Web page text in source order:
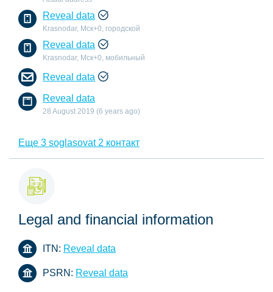
Reveal data
Krasnodar, Мск+0, городской
Reveal data
Krasnodar, Мск+0, мобильный
Reveal data
Reveal data
28 August 2019 (6 years ago)
Еще 3 soglasovat 2 контакт
Legal and financial information
ITN: Reveal data
PSRN: Reveal data